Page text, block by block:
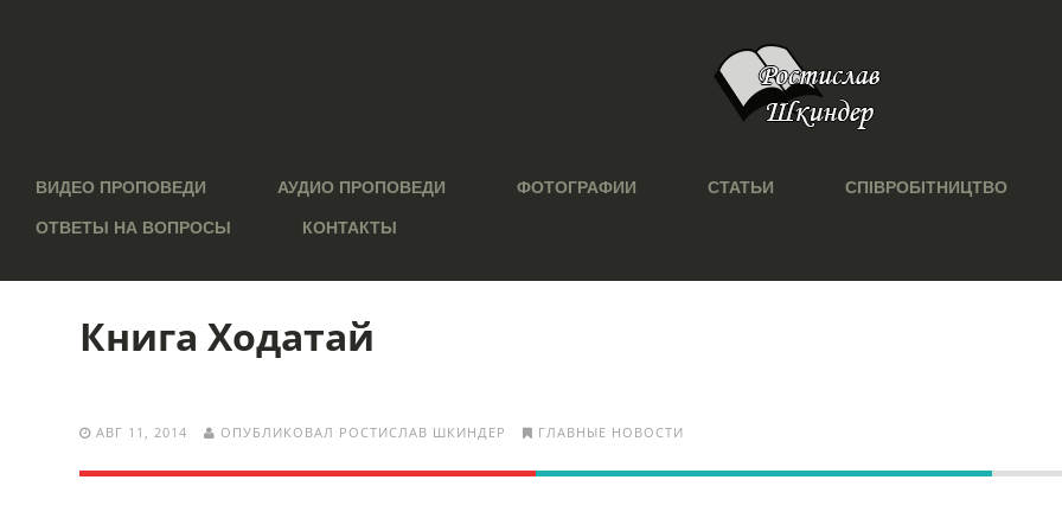
ВИДЕО ПРОПОВЕДИ АУДИО ПРОПОВЕДИ ФОТОГРАФИИ СТАТЬИ СПІВРОБІТНИЦТВО
ОТВЕТЫ НА ВОПРОСЫ КОНТАКТЫ
Книга Ходатай
АВГ 11, 2014 ОПУБЛИКОВАЛ РОСТИСЛАВ ШКИНДЕР ГЛАВНЫЕ НОВОСТИ